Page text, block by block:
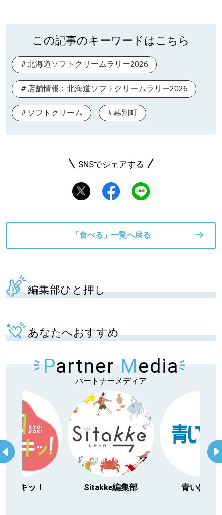
この記事のキーワードはこちら
北海道ソフトクリームラリー2026
店舗情報：北海道ソフトクリームラリー2026
ソフトクリーム 幕別町
SNSでシェアする
「食べる」一覧へ戻る
編集部ひと押し
あなたへおすすめ
Partner Media
パートナーメディア
Sitakke編集部 青いぽすと